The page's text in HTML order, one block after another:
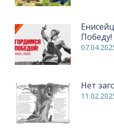
Победу!
Нет